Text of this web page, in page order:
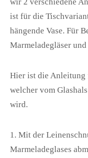
ist für die
hängende Vase. Für
Marmeladegläser
Hier ist die Anleitung
welcher vom
wird.
1. Mit der
Marmeladeglases